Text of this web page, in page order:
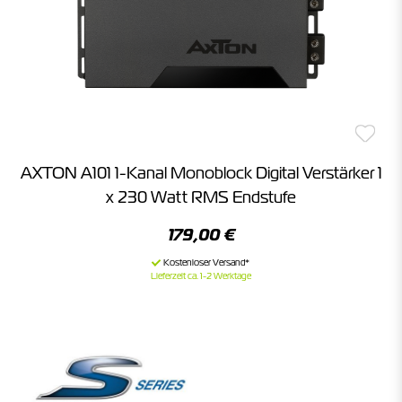
AXTON A101 1-Kanal Monoblock Digital Verstärker 1
x 230 Watt RMS Endstufe
179,00 €
Lieferzeit ca. 1-2 Werktage